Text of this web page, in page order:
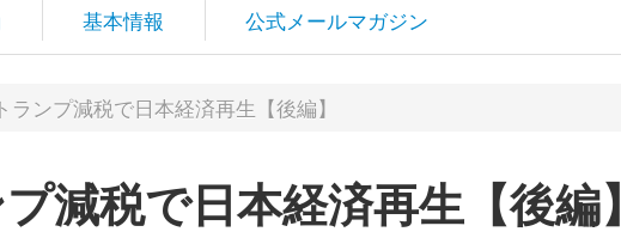
基本情報 公式メールマガジン
ランプ減税で日本経済再生【後編】
減税で日本経済再生【後編】